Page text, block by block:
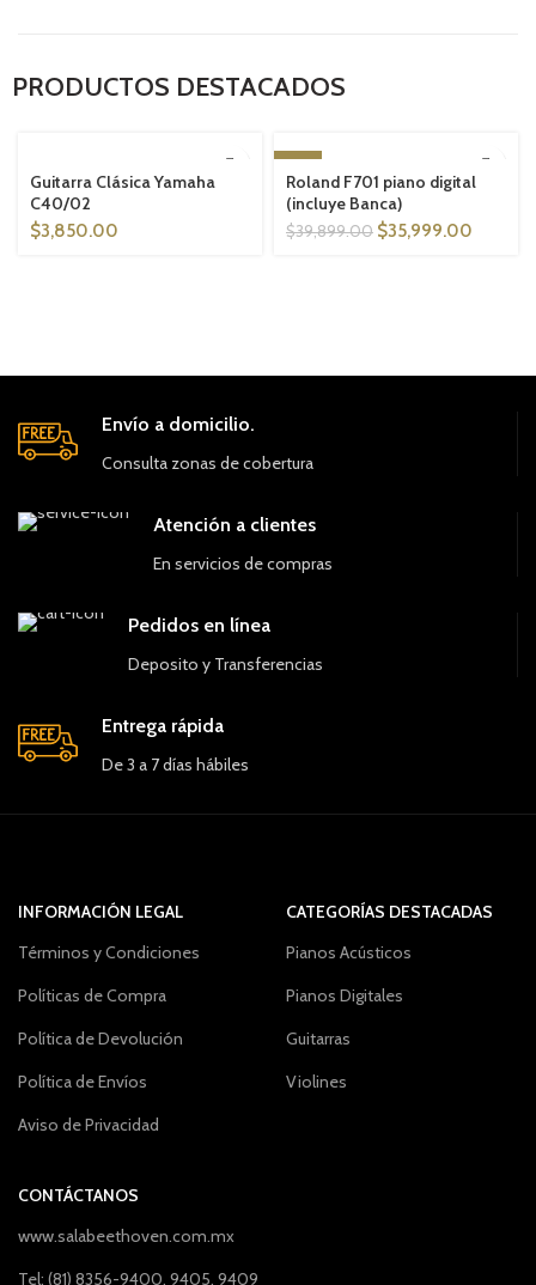
PRODUCTOS DESTACADOS
DESTACADO
Guitarra Clásica Yamaha
C40/02
$3,850.00
-10%
SOLD OUT
DESTACADO
Roland F701 piano digital
(incluye Banca)
$39,899.00 $35,999.00
Envío a domicilio.
Consulta zonas de cobertura
Atención a clientes
En servicios de compras
Pedidos en línea
Deposito y Transferencias
Entrega rápida
De 3 a 7 días hábiles
INFORMACIÓN LEGAL
Términos y Condiciones
Políticas de Compra
Política de Devolución
Política de Envíos
Aviso de Privacidad
CATEGORÍAS DESTACADAS
Pianos Acústicos
Pianos Digitales
Guitarras
Violines
CONTÁCTANOS
www.salabeethoven.com.mx
Tel: (81) 8356-9400, 9405, 9409